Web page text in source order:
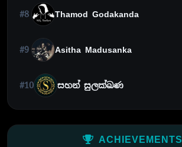
#8 Thamod Godakanda
#9 Asitha Madusanka
#10 සහන් සුලක්ඛණ
ACHIEVEMENTS